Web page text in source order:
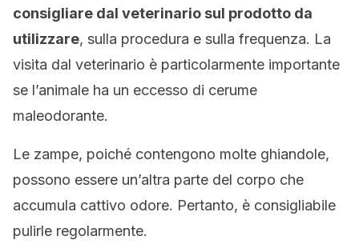
consigliare dal veterinario sul prodotto da
utilizzare, sulla procedura e sulla frequenza. La
visita dal veterinario è particolarmente importante
se l’animale ha un eccesso di cerume
maleodorante.
Le zampe, poiché contengono molte ghiandole,
possono essere un’altra parte del corpo che
accumula cattivo odore. Pertanto, è consigliabile
pulirle regolarmente.